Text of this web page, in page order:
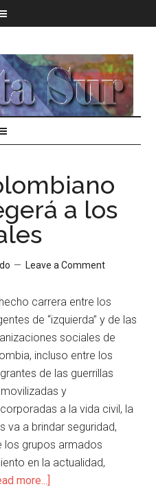
a los
Leave a Comment
carrera entre los
de “izquierda” y de las
sociales de
incluso entre los
de las guerrillas
y
a la vida civil, la
va a brindar seguridad,
los grupos armados
en la actualidad,
more...]